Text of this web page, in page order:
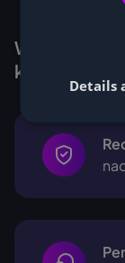
Warum
kaufen
Details